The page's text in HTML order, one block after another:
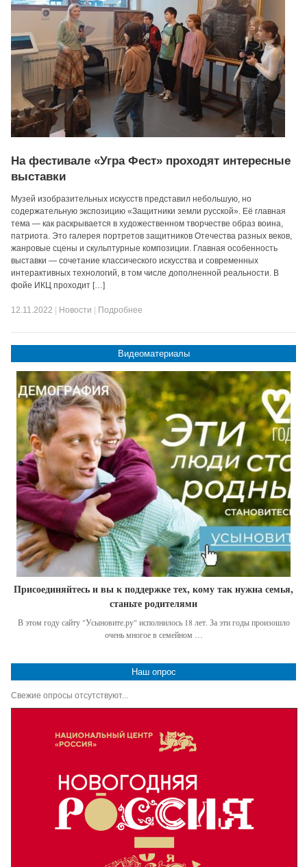
На фестивале «Угра Фест» проходят интересные
выставки
Музей изобразительных искусств представил небольшую, но
содержательную экспозицию «Защитники земли русской». Её главная
тема — как раскрывается в художественном творчестве образ воина,
патриота. Это галерея портретов защитников Отечества разных веков,
жанровые сцены и скульптурные композиции. Главная особенность
выставки — сочетание классического искусства и современных
интерактивных технологий, в том числе дополненной реальности. В
фойе ИКЦ проходит […]
12.11.2022 Новости Подробнее
Видеоматериалы
Присоединяйтесь и вы к поддержке тех, кому так нужна семья,
станьте родителями
В этом году сайту "Усыновите.ру" исполнилось 18 лет. За эти годы произошло
очень многое в семейном …
Наш опрос
Свежие опросы отсутствуют...